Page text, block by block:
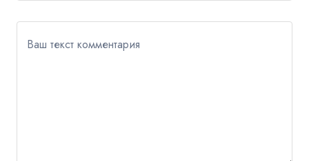
Ваш текст комментария